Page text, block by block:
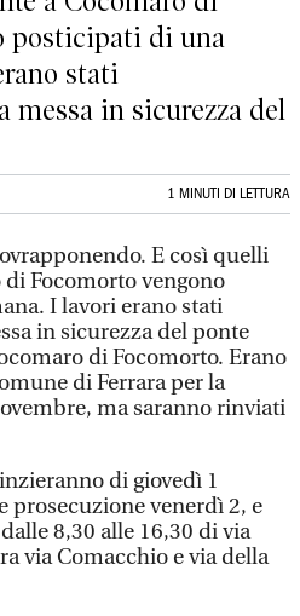
posticipati di una
stati
messa in sicurezza del
1 MINUTI DI LETTURA
E così quelli
Focomorto vengono
I lavori erano stati
in sicurezza del ponte
di Focomorto. Erano
di Ferrara per la
ma saranno rinviati
di giovedì 1
prosecuzione venerdì 2, e
8,30 alle 16,30 di via
via Comacchio e via della